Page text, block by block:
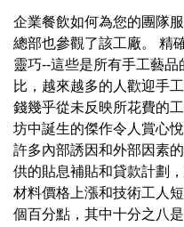
企業餐飲如何為您的團隊
總部也參觀了該工廠。 精
靈巧--這些是所有手工藝
比，越來越多的人歡迎手
錢幾乎從未反映所花費的
坊中誕生的傑作令人賞心
許多內部誘因和外部因素
供的貼息補貼和貸款計劃
材料價格上漲和技術工人
個百分點，其中十分之八